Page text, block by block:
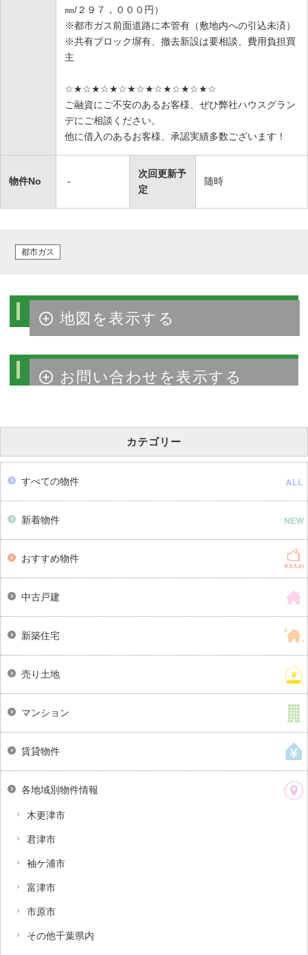
㎜/２９７，０００円）
※都市ガス前面道路に本管有（敷地内への引込未済）
※共有ブロック塀有、撤去新設は要相談、費用負担買
主
☆★☆★☆★☆★☆★☆★☆★☆★☆
ご融資にご不安のあるお客様、ぜひ弊社ハウスグラン
デにご相談ください。
他に借入のあるお客様、承認実績多数ございます！
物件No -
次回更新予
定
随時
都市ガス
物件周辺マップ
物件のお問い合わせ
カテゴリー
すべての物件
新着物件
おすすめ物件
中古戸建
新築住宅
売り土地
マンション
賃貸物件
各地域別物件情報
木更津市
君津市
袖ケ浦市
富津市
市原市
その他千葉県内